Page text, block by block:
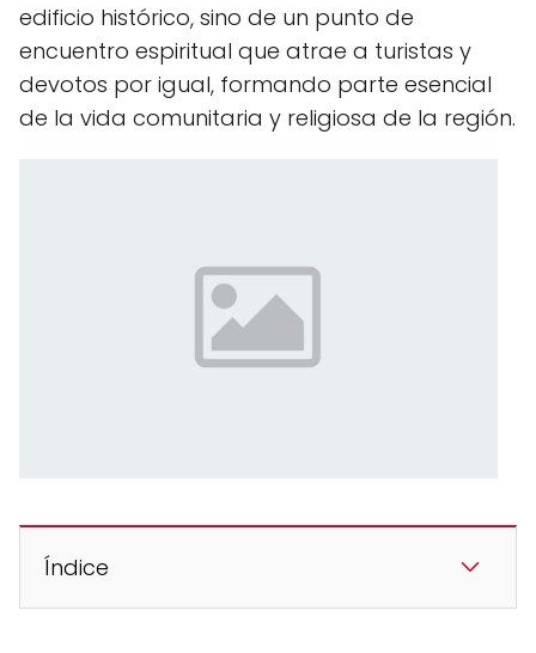
edificio histórico, sino de un punto de
encuentro espiritual que atrae a turistas y
devotos por igual, formando parte esencial
de la vida comunitaria y religiosa de la región.
Índice